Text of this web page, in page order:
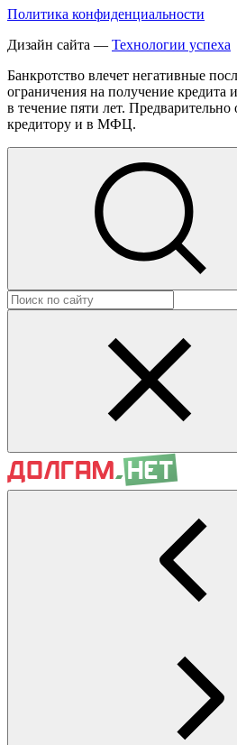
Политика конфиденциальности
Дизайн сайта — Технологии успеха
Банкротство влечет негативные
ограничения на получение кредита
в течение пяти лет. Предварительно
кредитору и в МФЦ.